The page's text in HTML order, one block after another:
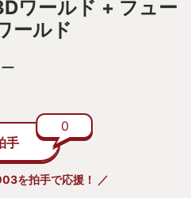
ワールド + フュー
ールド
手
0
を拍手で応援！ ／